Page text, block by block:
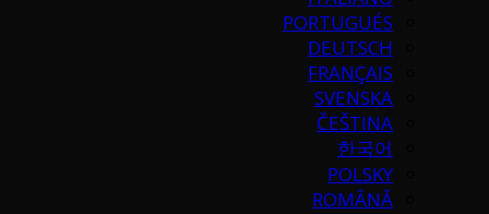
PORTUGUÉS
DEUTSCH
FRANÇAIS
SVENSKA
ČEŠTINA
한국어
POLSKY
ROMÂNĂ